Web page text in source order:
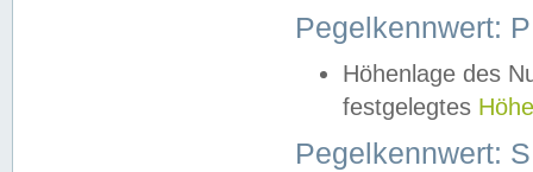
Pegelkennwert:
Höhenlage des
festgelegtes
Pegelkennwert: